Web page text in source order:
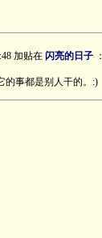
加贴在 闪亮的日子 ：
的事都是别人干的。:)